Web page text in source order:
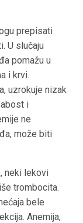
prepisati
U slučaju
pomažu u
i krvi.
uzrokuje nizak
i
ne
može biti
neki lekovi
trombocita.
bele
Anemija,